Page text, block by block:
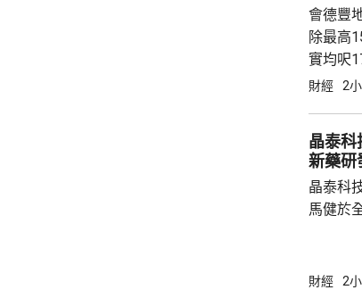
會德豐
除最高
實均呎
財經 2
晶泰科
新藥研
晶泰科
馬健於
需要降
財經 2